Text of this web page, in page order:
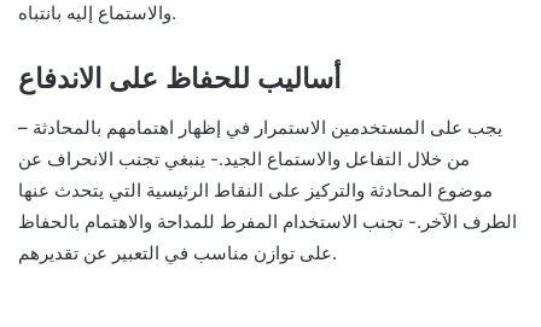
والاستماع إليه بانتباه.
أساليب للحفاظ على الاندفاع
– يجب على المستخدمين الاستمرار في إظهار اهتمامهم بالمحادثة
من خلال التفاعل والاستماع الجيد.- ينبغي تجنب الانحراف عن
موضوع المحادثة والتركيز على النقاط الرئيسية التي يتحدث عنها
الطرف الآخر.- تجنب الاستخدام المفرط للمداحة والاهتمام بالحفاظ
على توازن مناسب في التعبير عن تقديرهم.